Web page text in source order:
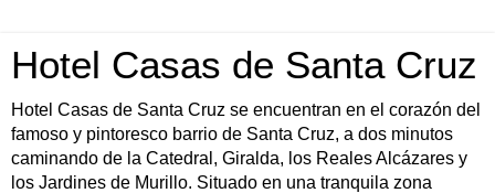
Hotel Casas de Santa Cruz
Hotel Casas de Santa Cruz se encuentran en el corazón del
famoso y pintoresco barrio de Santa Cruz, a dos minutos
caminando de la Catedral, Giralda, los Reales Alcázares y
los Jardines de Murillo. Situado en una tranquila zona